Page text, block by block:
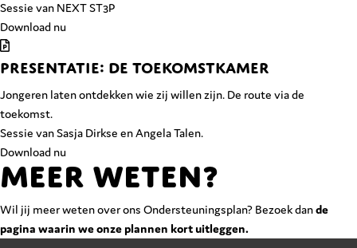
Sessie van NEXT ST3P
Download nu
PRESENTATIE: DE TOEKOMSTKAMER
Jongeren laten ontdekken wie zij willen zijn. De route via de
toekomst.
Sessie van Sasja Dirkse en Angela Talen.
Download nu
Meer weten?
Wil jij meer weten over ons Ondersteuningsplan? Bezoek dande
pagina waarin we onze plannen kort uitleggen.